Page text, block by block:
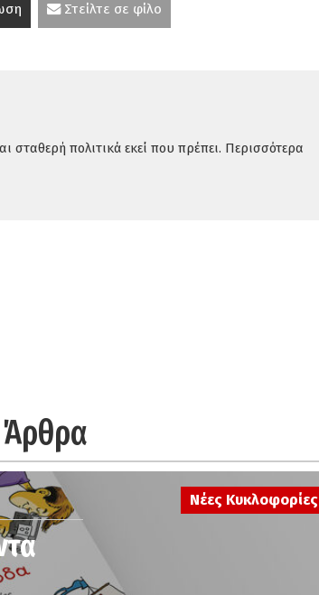
Στείλτε σε φίλο
σταθερή πολιτικά εκεί που πρέπει. Περισσότερα
Άρθρα
Νέες Κυκλοφορίες